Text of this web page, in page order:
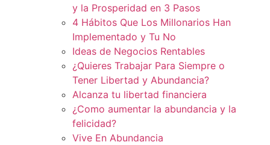
y la Prosperidad en 3 Pasos
4 Hábitos Que Los Millonarios Han
Implementado y Tu No
Ideas de Negocios Rentables
¿Quieres Trabajar Para Siempre o
Tener Libertad y Abundancia?
Alcanza tu libertad financiera
¿Como aumentar la abundancia y la
felicidad?
Vive En Abundancia